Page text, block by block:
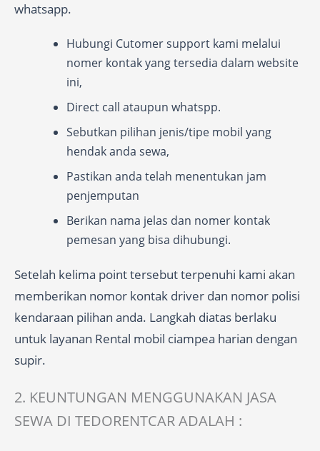
whatsapp.
Hubungi Cutomer support kami melalui
nomer kontak yang tersedia dalam website
ini,
Direct call ataupun whatspp.
Sebutkan pilihan jenis/tipe mobil yang
hendak anda sewa,
Pastikan anda telah menentukan jam
penjemputan
Berikan nama jelas dan nomer kontak
pemesan yang bisa dihubungi.
Setelah kelima point tersebut terpenuhi kami akan
memberikan nomor kontak driver dan nomor polisi
kendaraan pilihan anda. Langkah diatas berlaku
untuk layanan Rental mobil ciampea harian dengan
supir.
2. KEUNTUNGAN MENGGUNAKAN JASA
SEWA DI TEDORENTCAR ADALAH :